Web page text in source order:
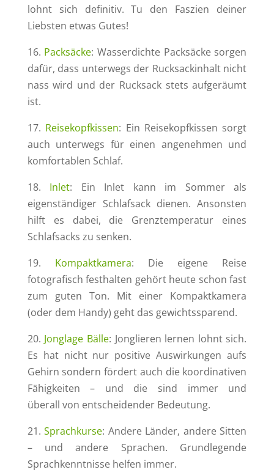
lohnt sich definitiv. Tu den Faszien deiner
Liebsten etwas Gutes!
16. Packsäcke: Wasserdichte Packsäcke sorgen
dafür, dass unterwegs der Rucksackinhalt nicht
nass wird und der Rucksack stets aufgeräumt
ist.
17. Reisekopfkissen: Ein Reisekopfkissen sorgt
auch unterwegs für einen angenehmen und
komfortablen Schlaf.
18. Inlet: Ein Inlet kann im Sommer als
eigenständiger Schlafsack dienen. Ansonsten
hilft es dabei, die Grenztemperatur eines
Schlafsacks zu senken.
19. Kompaktkamera: Die eigene Reise
fotografisch festhalten gehört heute schon fast
zum guten Ton. Mit einer Kompaktkamera
(oder dem Handy) geht das gewichtssparend.
20. Jonglage Bälle: Jonglieren lernen lohnt sich.
Es hat nicht nur positive Auswirkungen aufs
Gehirn sondern fördert auch die koordinativen
Fähigkeiten – und die sind immer und
überall von entscheidender Bedeutung.
21.Sprachkurse: Andere Länder, andere Sitten
– und andere Sprachen. Grundlegende
Sprachkenntnisse helfen immer.